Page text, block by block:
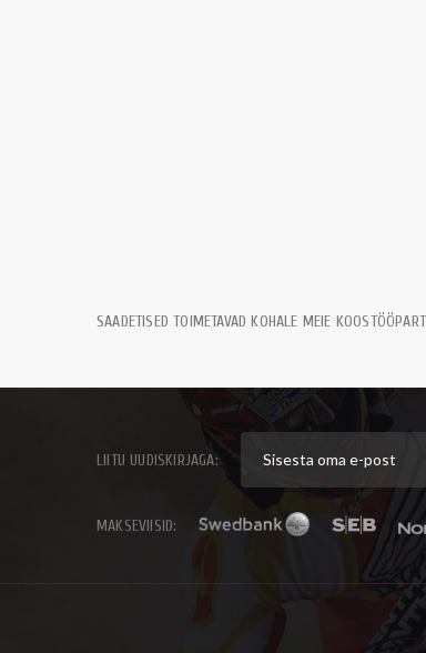
SAADETISED TOIMETAVAD KOHALE MEIE
LIITU UUDISKIRJAGA:
MAKSEVIISID: